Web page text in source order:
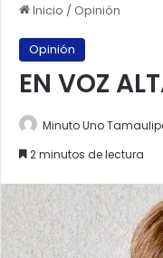
Inicio /Opinión
Opinión
EN VOZ
Minuto Uno
2 minutos de lectura